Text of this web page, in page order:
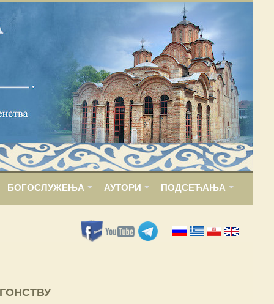
БОГОСЛУЖЕЊА АУТОРИ ПОДСЕЋАЊА